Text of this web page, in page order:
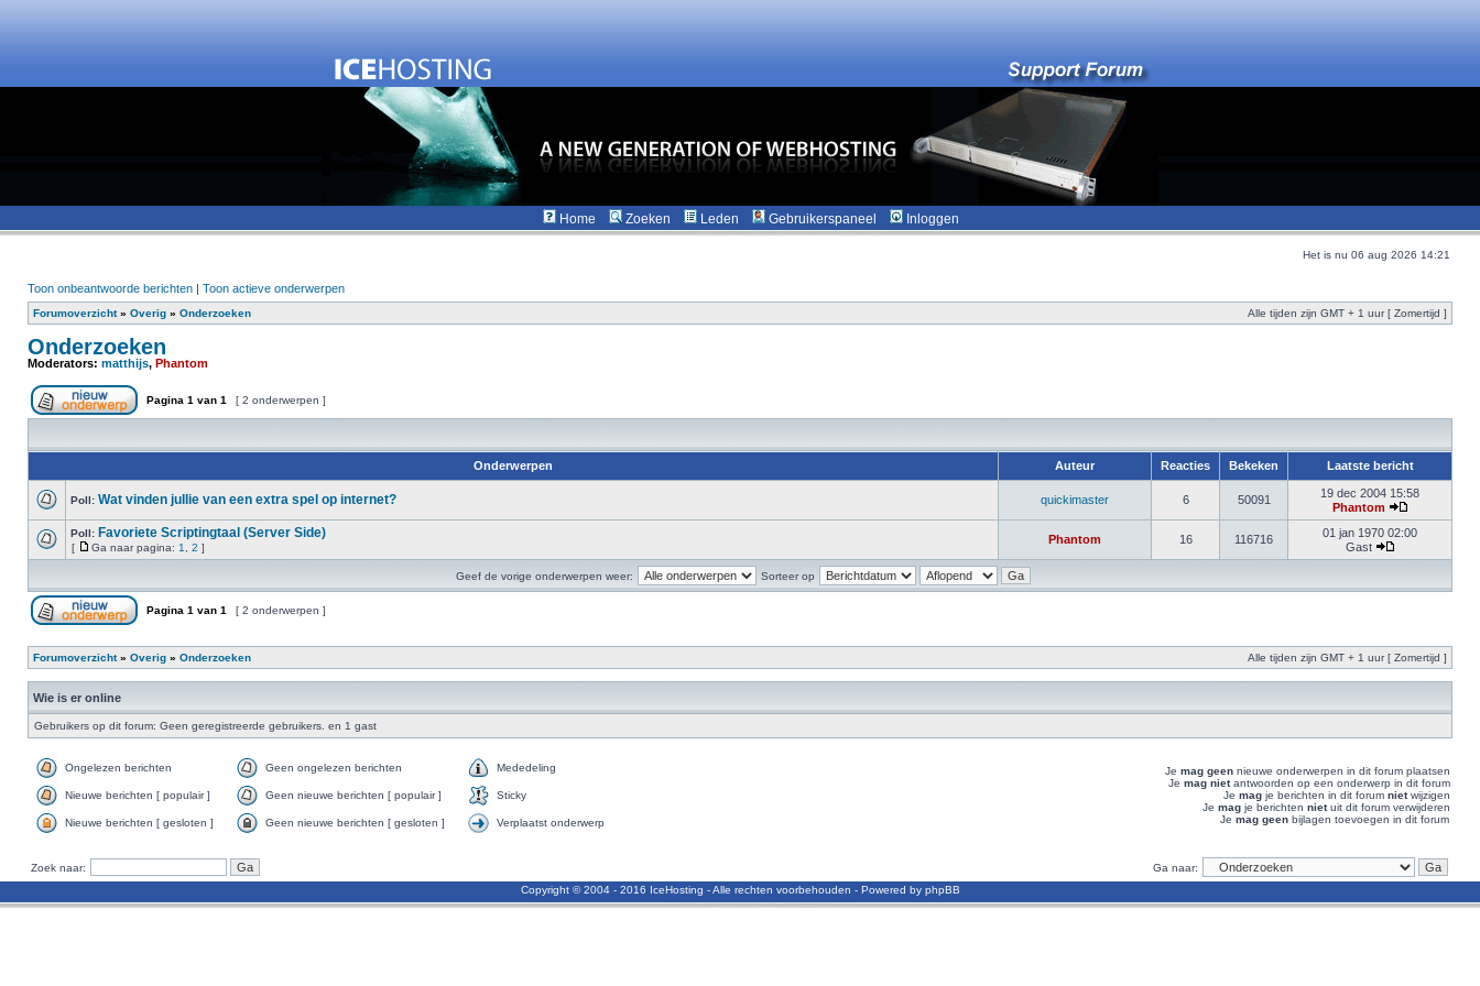
Home Zoeken Leden Gebruikerspaneel Inloggen
Het is nu 06 aug 2026 14:21
Toon onbeantwoorde berichten | Toon actieve onderwerpen
Forumoverzicht» Overig » Onderzoeken Alle tijden zijn GMT + 1 uur [ Zomertijd ]
Onderzoeken
Moderators: matthijs, Phantom
Pagina 1 van 1 [ 2 onderwerpen ]
Onderwerpen Auteur Reacties Bekeken Laatste bericht
Poll: Wat vinden jullie van een extra spel op internet? quickimaster 6 50091
19 dec 2004 15:58
Phantom
Poll: Favoriete Scriptingtaal (Server Side)
[ Ga naar pagina: 1 2 ]
Phantom 16 116716
01 jan 1970 02:00
Gast
Geef de vorige onderwerpen weer: Sorteer op
Pagina 1 van 1 [ 2 onderwerpen ]
Forumoverzicht» Overig » Onderzoeken Alle tijden zijn GMT + 1 uur [ Zomertijd ]
Wie is er online
Gebruikers op dit forum: Geen geregistreerde gebruikers. en 1 gast
Ongelezen berichten Geen ongelezen berichten Mededeling
Nieuwe berichten [ populair ] Geen nieuwe berichten [ populair ] Sticky
Nieuwe berichten [ gesloten ] Geen nieuwe berichten [ gesloten ] Verplaatst onderwerp
Je mag geen nieuwe onderwerpen in dit forum plaatsen
Je mag nietantwoorden op een onderwerp in dit forum
Je mag je berichten in dit forum nietwijzigen
Je mag je berichten nietuit dit forum verwijderen
Je mag geen bijlagen toevoegen in dit forum
Zoek naar:
Ga naar:
Copyright © 2004 - 2016 IceHosting - Alle rechten voorbehouden - Powered by phpBB